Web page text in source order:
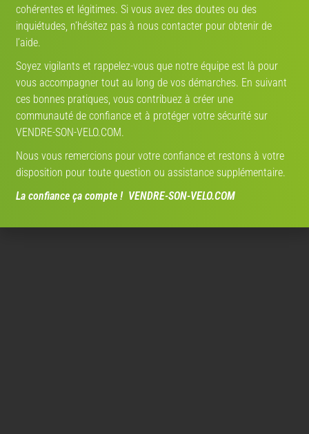
cohérentes et légitimes. Si vous avez des doutes ou des
inquiétudes, n’hésitez pas à nous contacter pour obtenir de
l’aide.
Soyez vigilants et rappelez-vous que notre équipe est là pour
vous accompagner tout au long de vos démarches. En suivant
ces bonnes pratiques, vous contribuez à créer une
communauté de confiance et à protéger votre sécurité sur
VENDRE-SON-VELO.COM.
Nous vous remercions pour votre confiance et restons à votre
disposition pour toute question ou assistance supplémentaire.
La confiance ça compte ! VENDRE-SON-VELO.COM